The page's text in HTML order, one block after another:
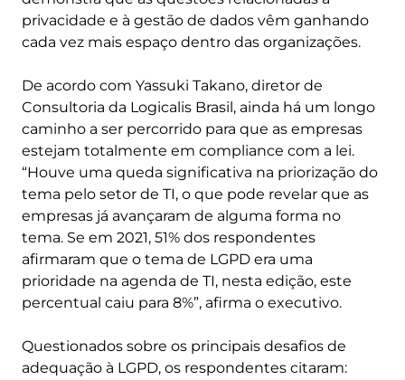
privacidade e à gestão de dados vêm ganhando
cada vez mais espaço dentro das organizações.
De acordo com Yassuki Takano, diretor de
Consultoria da Logicalis Brasil, ainda há um longo
caminho a ser percorrido para que as empresas
estejam totalmente em compliance com a lei.
“Houve uma queda significativa na priorização do
tema pelo setor de TI, o que pode revelar que as
empresas já avançaram de alguma forma no
tema. Se em 2021, 51% dos respondentes
afirmaram que o tema de LGPD era uma
prioridade na agenda de TI, nesta edição, este
percentual caiu para 8%”, afirma o executivo.
Questionados sobre os principais desafios de
adequação à LGPD, os respondentes citaram: